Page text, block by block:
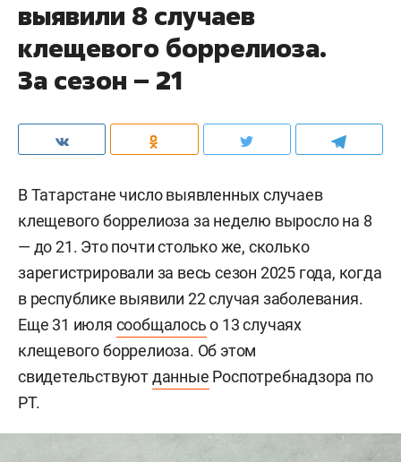
выявили 8 случаев
клещевого боррелиоза.
За сезон – 21
В Татарстане число выявленных случаев
клещевого боррелиоза за неделю выросло на 8
— до 21. Это почти столько же, сколько
зарегистрировали за весь сезон 2025 года, когда
в республике выявили 22 случая заболевания.
Еще 31 июля сообщалосьо 13 случаях
клещевого боррелиоза. Об этом
свидетельствуютданные Роспотребнадзора по
РТ.